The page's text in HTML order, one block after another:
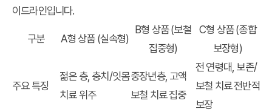
이드라인입니다.
구분 A형 상품 (실속형)
B형 상품 (보철
집중형)
C형 상품 (종합
보장형)
주요 특징
젊은 층, 충치/잇몸
치료 위주
중장년층, 고액
보철 치료 집중
전 연령대, 보존/
보철 치료 전반적
보장